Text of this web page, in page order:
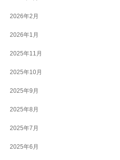
2026年2月
2026年1月
2025年11月
2025年10月
2025年9月
2025年8月
2025年7月
2025年6月